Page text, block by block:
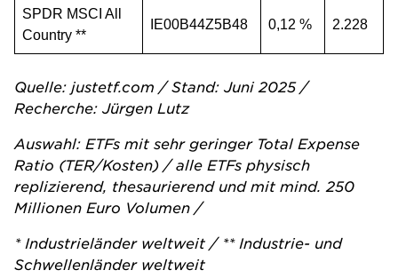
SPDR MSCI All
Country **
IE00B44Z5B48 0,12 % 2.228
Quelle: justetf.com / Stand: Juni 2025 /
Recherche: Jürgen Lutz
Auswahl: ETFs mit sehr geringer Total Expense
Ratio (TER/Kosten) / alle ETFs physisch
replizierend, thesaurierend und mit mind. 250
Millionen Euro Volumen /
* Industrieländer weltweit / ** Industrie- und
Schwellenländer weltweit